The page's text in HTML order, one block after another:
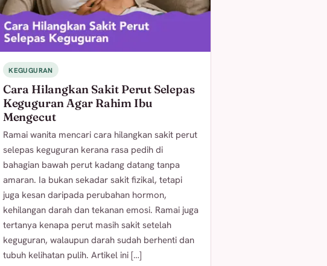
KEGUGURAN
Cara Hilangkan Sakit Perut Selepas
Keguguran Agar Rahim Ibu
Mengecut
Ramai wanita mencari cara hilangkan sakit perut
selepas keguguran kerana rasa pedih di
bahagian bawah perut kadang datang tanpa
amaran. Ia bukan sekadar sakit fizikal, tetapi
juga kesan daripada perubahan hormon,
kehilangan darah dan tekanan emosi. Ramai juga
tertanya kenapa perut masih sakit setelah
keguguran, walaupun darah sudah berhenti dan
tubuh kelihatan pulih. Artikel ini […]